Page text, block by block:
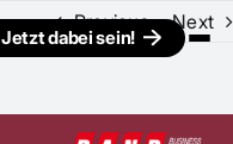
Jetzt dabei sein!
Previous Next